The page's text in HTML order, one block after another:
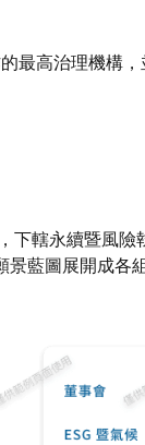
最高治理機構
轄永續暨風
藍圖展開成各